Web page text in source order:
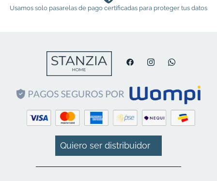
Usamos solo pasarelas de pago certificadas para proteger tus datos
Quiero ser distribuidor